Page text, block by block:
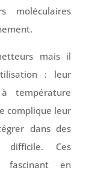
moléculaires
mais il
: leur
température
complique leur
dans des
difficile. Ces
fascinant en